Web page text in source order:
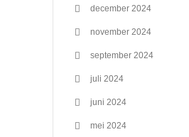
december 2024
november 2024
september 2024
juli 2024
juni 2024
mei 2024